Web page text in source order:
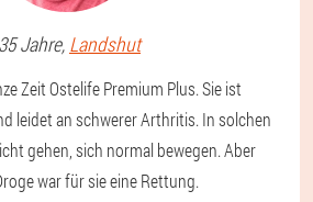
Jahre, Landshut
Zeit Ostelife Premium Plus. Sie ist
leidet an schwerer Arthritis. In solchen
gehen, sich normal bewegen. Aber
war für sie eine Rettung.